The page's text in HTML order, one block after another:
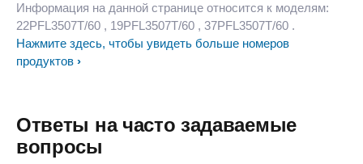
Информация на данной странице относится к моделям:
22PFL3507T/60 , 19PFL3507T/60 , 37PFL3507T/60 .
Нажмите здесь, чтобы увидеть больше номеров
продуктов
Ответы на часто задаваемые
вопросы